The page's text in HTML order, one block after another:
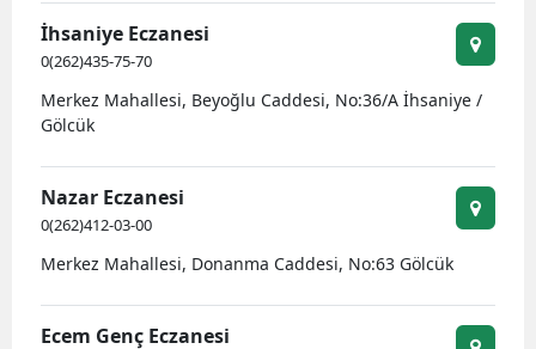
İhsaniye Eczanesi
0(262)435-75-70
Merkez Mahallesi, Beyoğlu Caddesi, No:36/A İhsaniye /
Gölcük
Nazar Eczanesi
0(262)412-03-00
Merkez Mahallesi, Donanma Caddesi, No:63 Gölcük
Ecem Genç Eczanesi